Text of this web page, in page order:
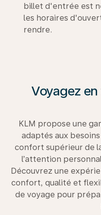
billet d'entrée est
les horaires
rendre.
Voyagez
KLM propose une
adaptés aux
confort supérieur de
l’attention
Découvrez une
confort, qualité et
de voyage pour